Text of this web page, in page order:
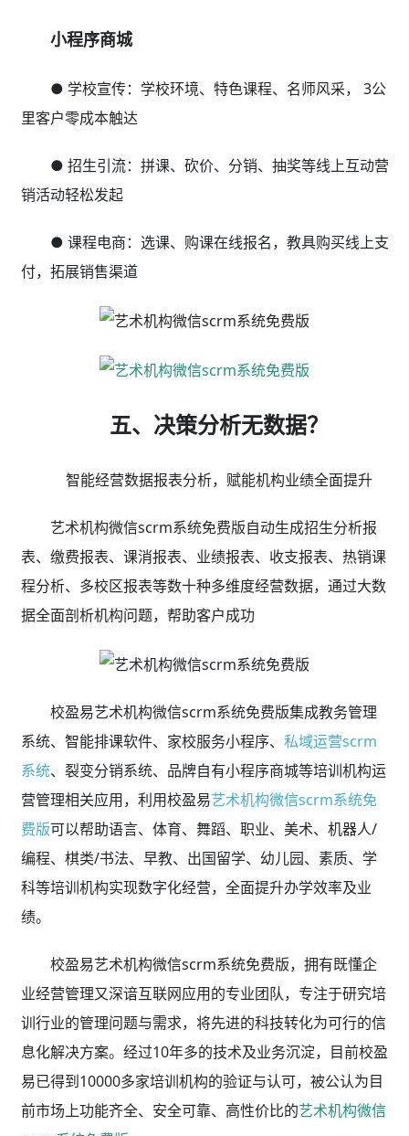
小程序商城
● 学校宣传：学校环境、特色课程、名师风采， 3公
里客户零成本触达
● 招生引流：拼课、砍价、分销、抽奖等线上互动营
销活动轻松发起
● 课程电商：选课、购课在线报名，教具购买线上支
付，拓展销售渠道
五、决策分析无数据？
智能经营数据报表分析，赋能机构业绩全面提升
艺术机构微信scrm系统免费版自动生成招生分析报
表、缴费报表、课消报表、业绩报表、收支报表、热销课
程分析、多校区报表等数十种多维度经营数据，通过大数
据全面剖析机构问题，帮助客户成功
校盈易艺术机构微信scrm系统免费版集成教务管理
系统、智能排课软件、家校服务小程序、 私域运营scrm
系统、裂变分销系统、品牌自有小程序商城等培训机构运
营管理相关应用，利用校盈易艺术机构微信scrm系统免
费版可以帮助语言、体育、舞蹈、职业、美术、机器人/
编程、棋类/书法、早教、出国留学、幼儿园、素质、学
科等培训机构实现数字化经营，全面提升办学效率及业
绩。
校盈易艺术机构微信scrm系统免费版，拥有既懂企
业经营管理又深谙互联网应用的专业团队，专注于研究培
训行业的管理问题与需求，将先进的科技转化为可行的信
息化解决方案。经过10年多的技术及业务沉淀，目前校盈
易已得到10000多家培训机构的验证与认可，被公认为目
前市场上功能齐全、安全可靠、高性价比的艺术机构微信